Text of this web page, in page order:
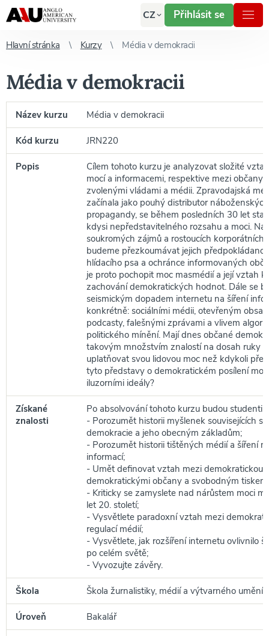
CZ Přihlásit se
Hlavní stránka Kurzy Média v demokracii
Média v demokracii
Název kurzu Média v demokracii
Kód kurzu JRN220
Popis
Cílem tohoto kurzu je analyzovat složité
mocí a informacemi, respektive mezi občany,
zvolenými vládami a médii. Zpravodajská
začínala jako pouhý distributor
propagandy, se během posledních 30 let
kdysi nepředstavitelného rozsahu a moci. Na
soukromých zájmů a rostoucích korporátních
budeme přezkoumávat jejich
hlídacího psa a ochránce informovaných
je proto pochopit moc masmédií a její vztah k
zachování demokratických hodnot. Dále se
seismickým dopadem internetu na šíření
konkrétně: sociálními médii, otevřeným
podcasty, falešnými zprávami a vlivem
politického mínění. Mají dnes občané
takovým množstvím znalostí na dosah ruky
uplatňovat svou lidovou moc než kdykoli
tyto představy o demokratickém posílení
iluzorními ideály?
Získané
znalosti
Po absolvování tohoto kurzu budou studenti
- Porozumět historii myšlenek souvisejících s
demokracie a jeho obecným základům;
- Porozumět historii tištěných médií a šíření
informací;
- Umět definovat vztah mezi demokratickou
demokratickými občany a svobodným tiskem;
- Kriticky se zamyslete nad nárůstem moci
let 20. století;
- Vysvětlete paradoxní vztah mezi
regulací médií;
- Vysvětlete, jak rozšíření internetu ovlivnilo
po celém světě;
- Vyvozujte závěry.
Škola Škola žurnalistiky, médií a výtvarného umění
Úroveň Bakalář